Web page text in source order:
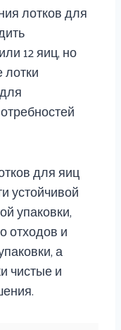
лотков для
12 яиц, но
для яиц
устойчивой
упаковки,
отходов и
а
чистые и